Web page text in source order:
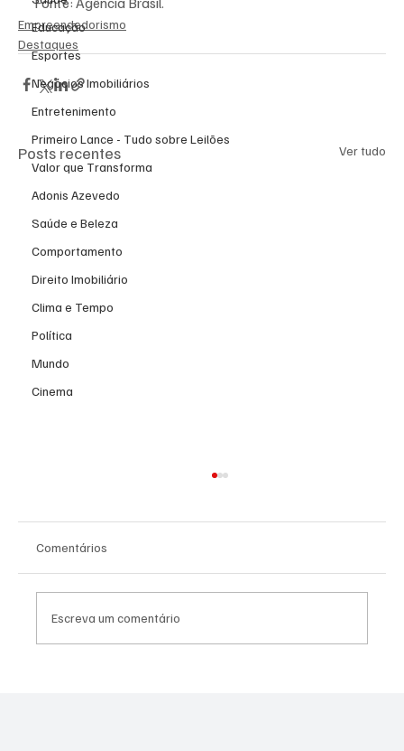
Educação
Esportes
Negócios Imobiliários
Entretenimento
Primeiro Lance - Tudo sobre Leilões
Valor que Transforma
Adonis Azevedo
Saúde e Beleza
Comportamento
Direito Imobiliário
Clima e Tempo
Política
Mundo
Cinema
Empreendedorismo
Destaques
Posts recentes Ver tudo
Comentários
Escreva um comentário